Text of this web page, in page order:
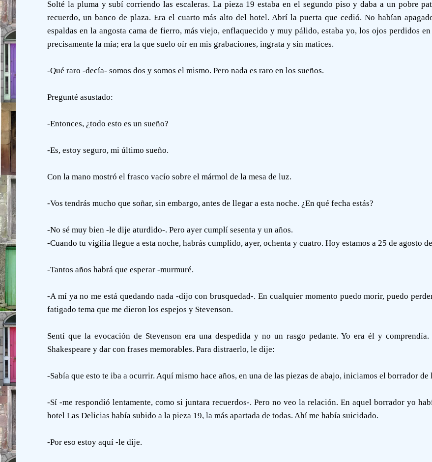
Solté la pluma y subí corriendo las escaleras. La pieza 19 estaba en el segundo piso y daba a un pobre
recuerdo, un banco de plaza. Era el cuarto más alto del hotel. Abrí la puerta que cedió. No habían
espaldas en la angosta cama de fierro, más viejo, enflaquecido y muy pálido, estaba yo, los ojos perdidos
precisamente la mía; era la que suelo oír en mis grabaciones, ingrata y sin matices.
-Qué raro -decía- somos dos y somos el mismo. Pero nada es raro en los sueños.
Pregunté asustado:
-Entonces, ¿todo esto es un sueño?
-Es, estoy seguro, mi último sueño.
Con la mano mostró el frasco vacío sobre el mármol de la mesa de luz.
-Vos tendrás mucho que soñar, sin embargo, antes de llegar a esta noche. ¿En qué fecha estás?
-No sé muy bien -le dije aturdido-. Pero ayer cumplí sesenta y un años.
-Cuando tu vigilia llegue a esta noche, habrás cumplido, ayer, ochenta y cuatro. Hoy estamos a 25 de agosto
-Tantos años habrá que esperar -murmuré.
-A mí ya no me está quedando nada -dijo con brusquedad-. En cualquier momento puedo morir, puedo
fatigado tema que me dieron los espejos y Stevenson.
Sentí que la evocación de Stevenson era una despedida y no un rasgo pedante. Yo era él y
Shakespeare y dar con frases memorables. Para distraerlo, le dije:
-Sabía que esto te iba a ocurrir. Aquí mismo hace años, en una de las piezas de abajo, iniciamos el borrador
-Sí -me respondió lentamente, como si juntara recuerdos-. Pero no veo la relación. En aquel borrador yo
hotel Las Delicias había subido a la pieza 19, la más apartada de todas. Ahí me había suicidado.
-Por eso estoy aquí -le dije.